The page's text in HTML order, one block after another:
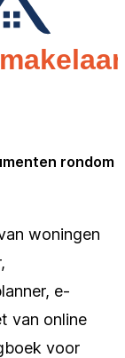
rondom
woningen
e-
van online
voor